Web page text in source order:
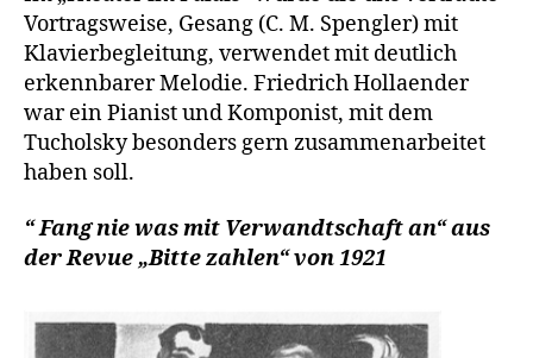
Vortragsweise, Gesang (C. M. Spengler) mit
Klavierbegleitung, verwendet mit deutlich
erkennbarer Melodie. Friedrich Hollaender
war ein Pianist und Komponist, mit dem
Tucholsky besonders gern zusammenarbeitet
haben soll.
“ Fang nie was mit Verwandtschaft an“ aus
der Revue „Bitte zahlen“ von 1921